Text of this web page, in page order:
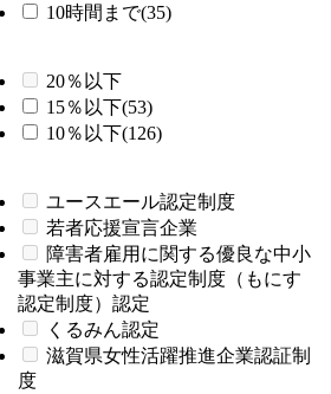
10時間まで(35)
20％以下
15％以下(53)
10％以下(126)
ユースエール認定制度
若者応援宣言企業
障害者雇用に関する優良な中小
事業主に対する認定制度（もにす
認定制度）認定
くるみん認定
滋賀県女性活躍推進企業認証制
度